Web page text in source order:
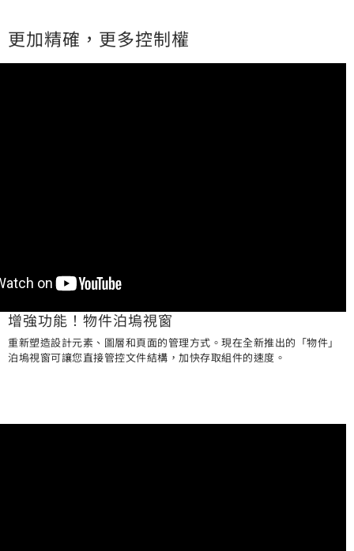
更加精確，更多控制權
增強功能！物件泊塢視窗
重新塑造設計元素、圖層和頁面的管理方式。現在全新推出的「物件」
泊塢視窗可讓您直接管控文件結構，加快存取組件的速度。